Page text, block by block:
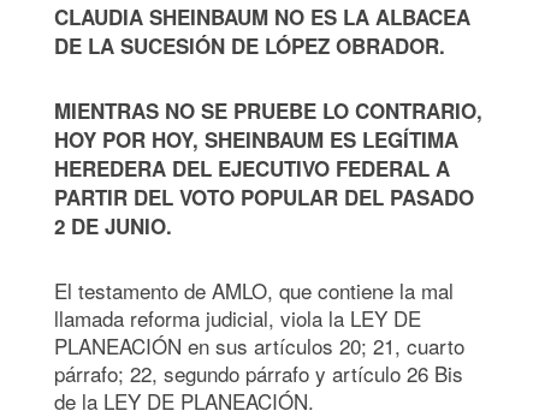
CLAUDIA SHEINBAUM NO ES LA ALBACEA
DE LA SUCESIÓN DE LÓPEZ OBRADOR.
MIENTRAS NO SE PRUEBE LO CONTRARIO,
HOY POR HOY, SHEINBAUM ES LEGÍTIMA
HEREDERA DEL EJECUTIVO FEDERAL A
PARTIR DEL VOTO POPULAR DEL PASADO
2 DE JUNIO.
El testamento de AMLO, que contiene la mal
llamada reforma judicial, viola la LEY DE
PLANEACIÓN en sus artículos 20; 21, cuarto
párrafo; 22, segundo párrafo y artículo 26 Bis
de la LEY DE PLANEACIÓN.